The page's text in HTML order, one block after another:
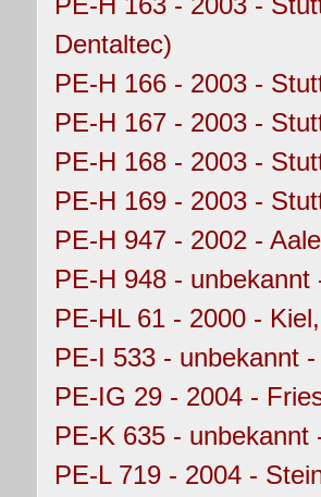
Dentaltec)
PE-H 166 - 2003 -
PE-H 167 - 2003 -
PE-H 168 - 2003 -
PE-H 169 - 2003 -
PE-H 947 - 2002 -
PE-H 948 -
PE-HL 61 - 2000 -
PE-I 533 - unbekannt
PE-IG 29 - 2004 -
PE-K 635 - unbekannt
PE-L 719 - 2004 -